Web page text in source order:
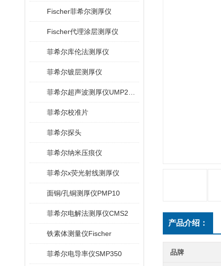
Fischer菲希尔测厚仪
Fischer代理涂层测厚仪
菲希尔库伦法测厚仪
菲希尔镀层测厚仪
菲希尔校准片
菲希尔探头
菲希尔纳米压痕仪
菲希尔x荧光射线测厚仪
面铜/孔铜测厚仪PMP10
菲希尔电解法测厚仪CMS2
铁素体测量仪Fischer
菲希尔电导率仪SMP350
产品介绍：
品牌